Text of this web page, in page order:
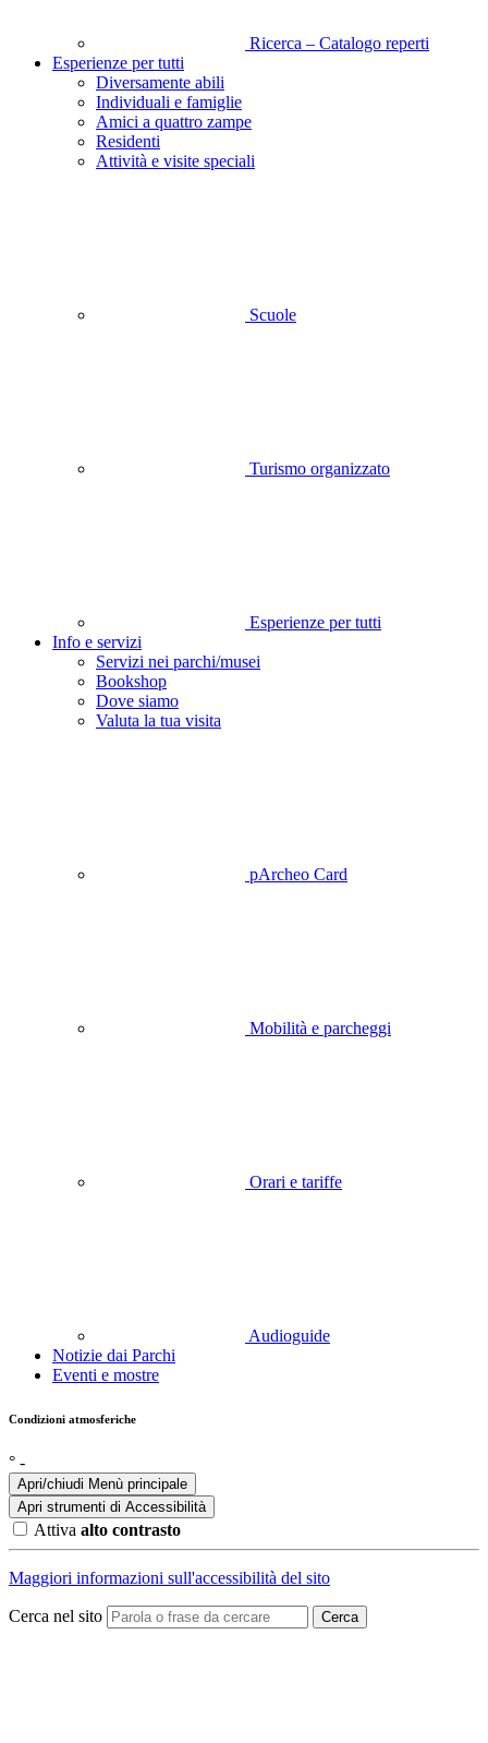
Ricerca – Catalogo reperti
Esperienze per tutti
Diversamente abili
Individuali e famiglie
Amici a quattro zampe
Residenti
Attività e visite speciali
Scuole
Turismo organizzato
Esperienze per tutti
Info e servizi
Servizi nei parchi/musei
Bookshop
Dove siamo
Valuta la tua visita
pArcheo Card
Mobilità e parcheggi
Orari e tariffe
Audioguide
Notizie dai Parchi
Eventi e mostre
Condizioni atmosferiche
° -
Apri/chiudi Menù principale
Apri strumenti di Accessibilità
Attiva alto contrasto
Maggiori informazioni sull'accessibilità del sito
Cerca nel sito Cerca